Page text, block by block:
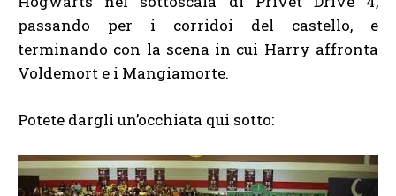
passando per i corridoi del castello, e
terminando con la scena in cui Harry affronta
Voldemort e i Mangiamorte.
Potete dargli un’occhiata qui sotto: